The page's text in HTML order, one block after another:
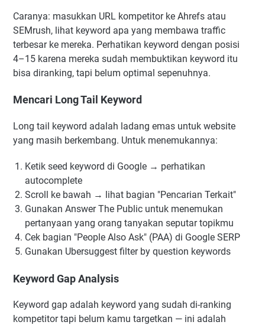
Caranya: masukkan URL kompetitor ke Ahrefs atau
SEMrush, lihat keyword apa yang membawa traffic
terbesar ke mereka. Perhatikan keyword dengan posisi
4–15 karena mereka sudah membuktikan keyword itu
bisa diranking, tapi belum optimal sepenuhnya.
Mencari Long Tail Keyword
Long tail keyword adalah ladang emas untuk website
yang masih berkembang. Untuk menemukannya:
Ketik seed keyword di Google → perhatikan
autocomplete
Scroll ke bawah → lihat bagian "Pencarian Terkait"
Gunakan Answer The Public untuk menemukan
pertanyaan yang orang tanyakan seputar topikmu
Cek bagian "People Also Ask" (PAA) di Google SERP
Gunakan Ubersuggest filter by question keywords
Keyword Gap Analysis
Keyword gap adalah keyword yang sudah di-ranking
kompetitor tapi belum kamu targetkan — ini adalah